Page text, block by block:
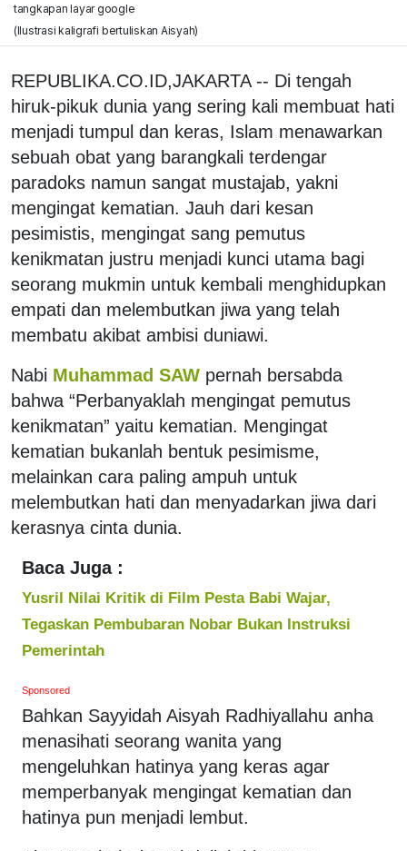
tangkapan layar google
(Ilustrasi kaligrafi bertuliskan Aisyah)
REPUBLIKA.CO.ID,JAKARTA -- Di tengah
hiruk-pikuk dunia yang sering kali membuat hati
menjadi tumpul dan keras, Islam menawarkan
sebuah obat yang barangkali terdengar
paradoks namun sangat mustajab, yakni
mengingat kematian. Jauh dari kesan
pesimistis, mengingat sang pemutus
kenikmatan justru menjadi kunci utama bagi
seorang mukmin untuk kembali menghidupkan
empati dan melembutkan jiwa yang telah
membatu akibat ambisi duniawi.
Nabi Muhammad SAW pernah bersabda
bahwa “Perbanyaklah mengingat pemutus
kenikmatan” yaitu kematian. Mengingat
kematian bukanlah bentuk pesimisme,
melainkan cara paling ampuh untuk
melembutkan hati dan menyadarkan jiwa dari
kerasnya cinta dunia.
Baca Juga :
Yusril Nilai Kritik di Film Pesta Babi Wajar,
Tegaskan Pembubaran Nobar Bukan Instruksi
Pemerintah
Sponsored
Bahkan Sayyidah Aisyah Radhiyallahu anha
menasihati seorang wanita yang
mengeluhkan hatinya yang keras agar
memperbanyak mengingat kematian dan
hatinya pun menjadi lembut.